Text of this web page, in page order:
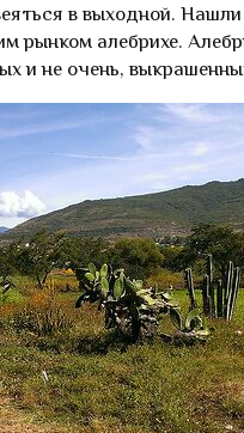
в выходной.
рынком алебрихе.
и не очень,